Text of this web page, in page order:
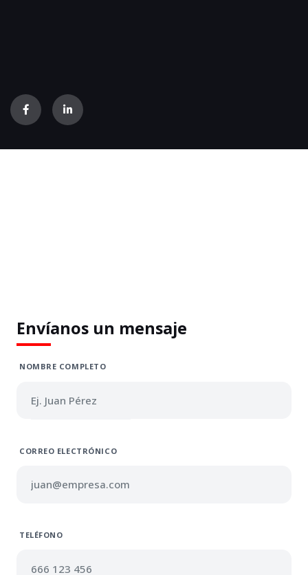
Envíanos un mensaje
NOMBRE COMPLETO
CORREO ELECTRÓNICO
TELÉFONO